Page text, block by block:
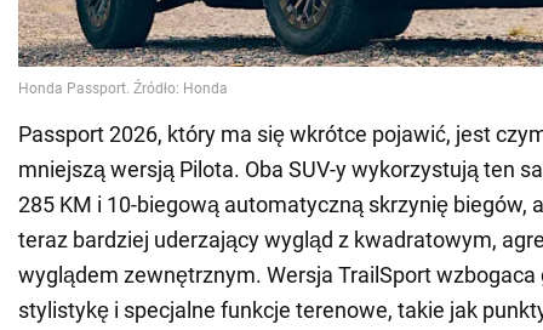
Passport 2026, który ma się wkrótce pojawić, jest
mniejszą wersją Pilota. Oba SUV-y wykorzystują ten
285 KM i 10-biegową automatyczną skrzynię biegów,
teraz bardziej uderzający wygląd z kwadratowym,
wyglądem zewnętrznym. Wersja TrailSport wzbogaca
stylistykę i specjalne funkcje terenowe, takie jak